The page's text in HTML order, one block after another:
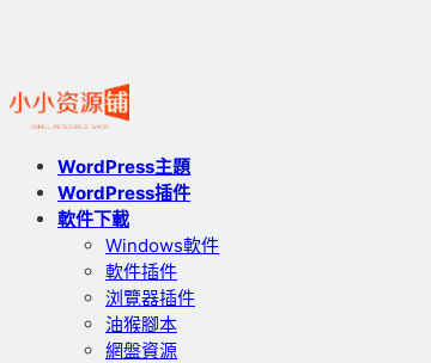
WordPress主題
WordPress插件
軟件下載
Windows軟件
軟件插件
浏覽器插件
油猴腳本
網盤資源